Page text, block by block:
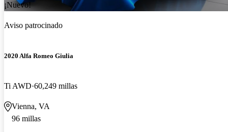
¡Nuevo!
Aviso patrocinado
2020 Alfa Romeo Giulia
Ti AWD 60,249 millas
Vienna, VA
96 millas